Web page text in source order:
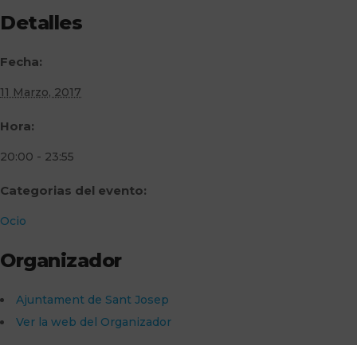
Detalles
Fecha:
11 Marzo, 2017
Hora:
20:00 - 23:55
Categorias del evento:
Ocio
Organizador
Ajuntament de Sant Josep
Ver la web del Organizador